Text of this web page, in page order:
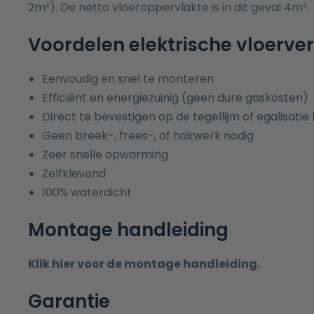
2m²). De netto vloeroppervlakte is in dit geval 4m².
Voordelen elektrische
Eenvoudig en snel te monteren
Efficiënt en energiezuinig (geen dure gaskosten)
Direct te bevestigen op de tegellijm of egalisatie
Geen breek-, frees-, of hakwerk nodig
Zeer snelle opwarming
Zelfklevend
100% waterdicht
Montage handleiding
Klik hier voor de montage handleiding.
Garantie